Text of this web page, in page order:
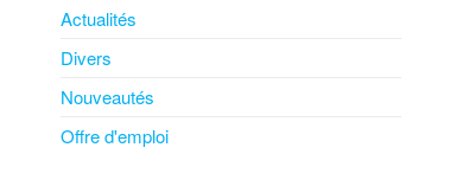
Actualités
Divers
Nouveautés
Offre d'emploi